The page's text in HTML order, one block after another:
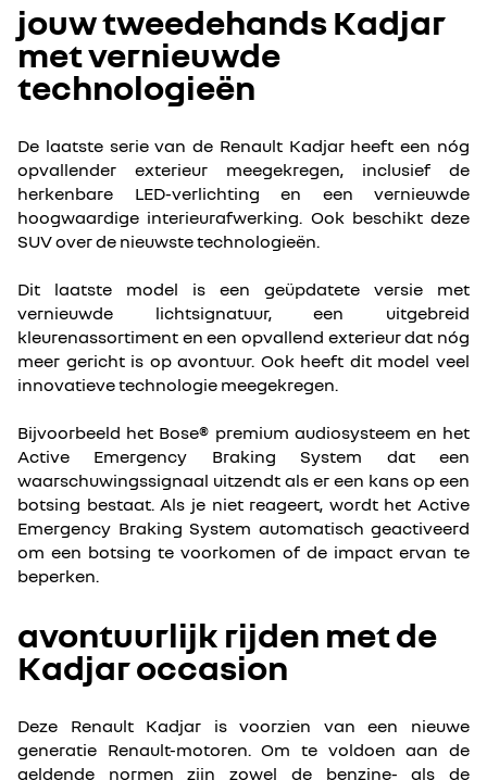
jouw tweedehands Kadjar
met vernieuwde
technologieën
De laatste serie van de Renault Kadjar heeft een nóg
opvallender exterieur meegekregen, inclusief de
herkenbare LED-verlichting en een vernieuwde
hoogwaardige interieurafwerking. Ook beschikt deze
SUV over de nieuwste technologieën.
Dit laatste model is een geüpdatete versie met
vernieuwde lichtsignatuur, een uitgebreid
kleurenassortiment en een opvallend exterieur dat nóg
meer gericht is op avontuur. Ook heeft dit model veel
innovatieve technologie meegekregen.
Bijvoorbeeld het Bose® premium audiosysteem en het
Active Emergency Braking System dat een
waarschuwingssignaal uitzendt als er een kans op een
botsing bestaat. Als je niet reageert, wordt het Active
Emergency Braking System automatisch geactiveerd
om een botsing te voorkomen of de impact ervan te
beperken.
avontuurlijk rijden met de
Kadjar occasion
Deze Renault Kadjar is voorzien van een nieuwe
generatie Renault-motoren. Om te voldoen aan de
geldende normen zijn zowel de benzine- als de